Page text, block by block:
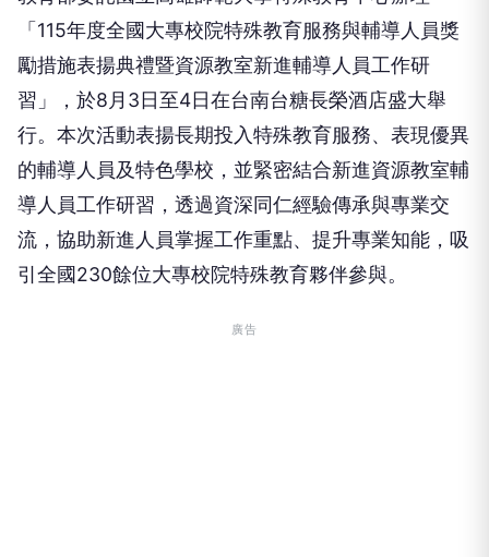
「115年度全國大專校院特殊教育服務與輔導人員獎
勵措施表揚典禮暨資源教室新進輔導人員工作研
習」，於8月3日至4日在台南台糖長榮酒店盛大舉
行。本次活動表揚長期投入特殊教育服務、表現優異
的輔導人員及特色學校，並緊密結合新進資源教室輔
導人員工作研習，透過資深同仁經驗傳承與專業交
流，協助新進人員掌握工作重點、提升專業知能，吸
引全國230餘位大專校院特殊教育夥伴參與。
廣告